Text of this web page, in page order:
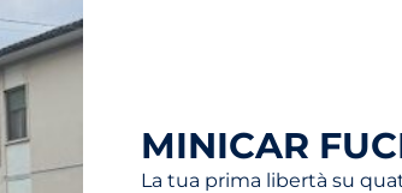
MINICAR
La tua prima libertà su